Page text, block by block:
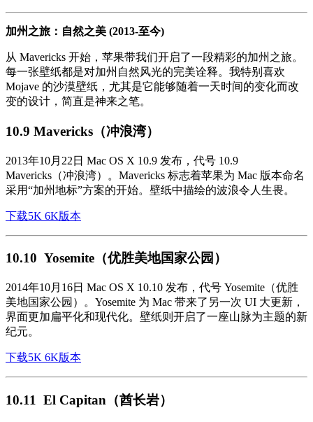
加州之旅：自然之美 (2013-至今)
从 Mavericks 开始，苹果带我们开启了一段精彩的加州之旅。
每一张壁纸都是对加州自然风光的完美诠释。我特别喜欢
Mojave 的沙漠壁纸，尤其是它能够随着一天时间的变化而改
变的设计，简直是神来之笔。
10.9 Mavericks（冲浪湾）
2013年10月22日 Mac OS X 10.9 发布，代号 10.9
Mavericks（冲浪湾）。Mavericks 标志着苹果为 Mac 版本命名
采用“加州地标”方案的开始。壁纸中描绘的波浪令人生畏。
下载5K 6K版本
10.10 Yosemite（优胜美地国家公园）
2014年10月16日 Mac OS X 10.10 发布，代号 Yosemite（优胜
美地国家公园）。Yosemite 为 Mac 带来了另一次 UI 大更新，
界面更加扁平化和现代化。壁纸则开启了一座山脉为主题的新
纪元。
下载5K 6K版本
10.11 El Capitan（酋长岩）